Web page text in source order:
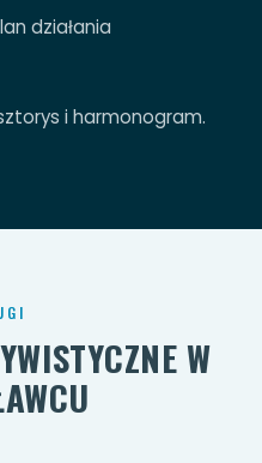
działania
i harmonogram.
W